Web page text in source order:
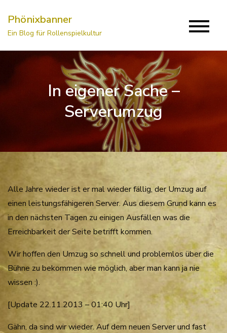
content
Phönixbanner
Ein Blog für Rollenspielkultur
In eigener Sache –
Serverumzug
Alle Jahre wieder ist er mal wieder fällig, der Umzug auf
einen leistungsfähigeren Server. Aus diesem Grund kann es
in den nächsten Tagen zu einigen Ausfällen was die
Erreichbarkeit der Seite betrifft kommen.
Wir hoffen den Umzug so schnell und problemlos über die
Bühne zu bekommen wie möglich, aber man kann ja nie
wissen :).
[Update 22.11.2013 – 01:40 Uhr]
Gähn, da sind wir wieder. Auf dem neuen Server und fast